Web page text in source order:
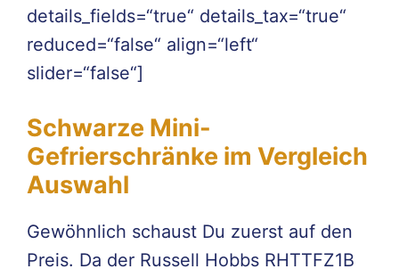
details_fields=“true“ details_tax=“true“
reduced=“false“ align=“left“
slider=“false“]
Schwarze Mini-
Gefrierschränke im Vergleich
Auswahl
Gewöhnlich schaust Du zuerst auf den
Preis. Da der Russell Hobbs RHTTFZ1B